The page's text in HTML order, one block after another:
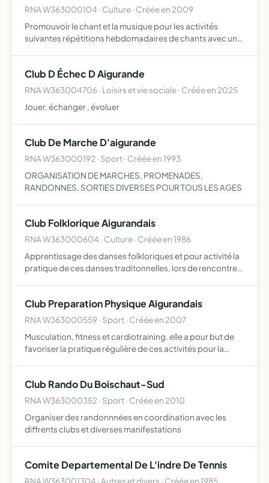
RNA W363000104 · Culture · Créée en 2009
Promouvoir le chant et la musique pour les activités
suivantes répétitions hebdomadaires de chants avec un
de la…
Club D Échec D Aigurande
RNA W363004706 · Loisirs et vie sociale · Créée en 2025
Jouer, échanger , évoluer
Club De Marche D'aigurande
RNA W363000192 · Sport · Créée en 1993
ORGANISATION DE MARCHES, PROMENADES,
RANDONNES, SORTIES DIVERSES POUR TOUS LES AGES
Club Folklorique Aigurandais
RNA W363000604 · Culture · Créée en 1986
Apprentissage des danses folkloriques et pour activité la
pratique de ces danses traditonnelles, lors de rencontres
Club Preparation Physique Aigurandais
RNA W363000559 · Sport · Créée en 2007
Musculation, fitness et cardiotraining. elle a pour but de
favoriser la pratique régulière de ces activités pour la
Club Rando Du Boischaut-Sud
RNA W363000352 · Sport · Créée en 2010
Organiser des randonnnées en coordination avec les
diffrents clubs et diverses manifestations
Comite Departemental De L'indre De Tennis
RNA W363001304 · Autres et divers · Créée en 1985